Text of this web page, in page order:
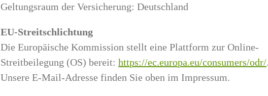
Geltungsraum der Versicherung: Deutschland
EU-Streitschlichtung
Die Europäische Kommission stellt eine Plattform zur Online-
Streitbeilegung (OS) bereit:https://ec.europa.eu/consumers/odr/.
Unsere E-Mail-Adresse finden Sie oben im Impressum.